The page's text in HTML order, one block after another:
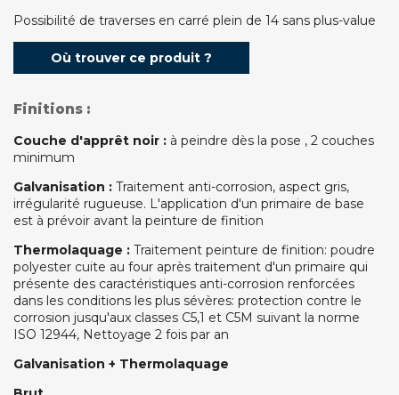
Possibilité de traverses en carré plein de 14 sans plus-value
Où trouver ce produit ?
Finitions :
Couche d'apprêt noir : à peindre dès la pose , 2 couches
minimum
Galvanisation : Traitement anti-corrosion, aspect gris,
irrégularité rugueuse. L'application d'un primaire de base
est à prévoir avant la peinture de finition
Thermolaquage : Traitement peinture de finition: poudre
polyester cuite au four après traitement d'un primaire qui
présente des caractéristiques anti-corrosion renforcées
dans les conditions les plus sévères: protection contre le
corrosion jusqu'aux classes C5,1 et C5M suivant la norme
ISO 12944, Nettoyage 2 fois par an
Galvanisation + Thermolaquage